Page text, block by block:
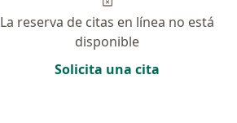
La reserva de citas en línea no está
disponible
Solicita una cita